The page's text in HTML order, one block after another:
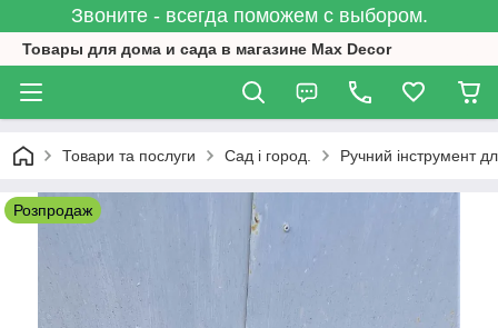
Звоните - всегда поможем с выбором.
Товары для дома и сада в магазине Max Decor
Товари та послуги Сад і город. Ручний інструмент
Розпродаж